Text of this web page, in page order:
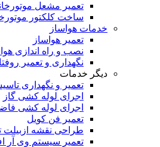
تعمیر مشعل
ساخت کلکتور
خدمات هواساز
تعمیر هواساز
نصب و راه اندازی
نگهداری و تعمیر
دیگر خدمات
تعمیر و نگهداری
اجرای لوله کشی گاز
اجرای لوله کشی
تعمیر فن کویل
طراحی نقشه ازبیلت
تعمیر سیستم وی آر